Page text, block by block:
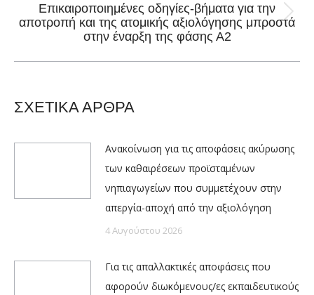
Next
post:
Επικαιροποιημένες οδηγίες-βήματα για την
αποτροπή και της ατομικής αξιολόγησης μπροστά
στην έναρξη της φάσης Α2
ΣΧΕΤΙΚΑ ΑΡΘΡΑ
Ανακοίνωση για τις αποφάσεις ακύρωσης
των καθαιρέσεων προϊσταμένων
νηπιαγωγείων που συμμετέχουν στην
απεργία-αποχή από την αξιολόγηση
4 Αυγούστου 2026
Για τις απαλλακτικές αποφάσεις που
αφορούν διωκόμενους/ες εκπαιδευτικούς